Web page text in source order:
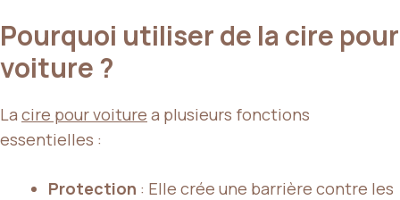
Pourquoi utiliser de la cire pour
voiture ?
La cire pour voiture a plusieurs fonctions
essentielles :
Protection : Elle crée une barrière contre les